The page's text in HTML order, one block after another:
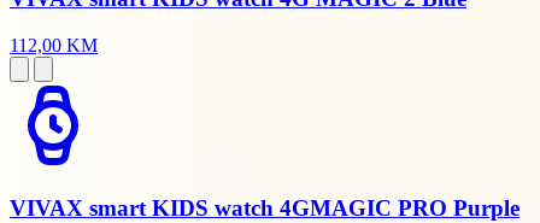
112,00 KM
VIVAX smart KIDS watch 4GMAGIC PRO Purple